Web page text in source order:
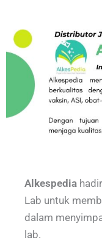
Alkespedia
Lab untuk
dalam
lab.